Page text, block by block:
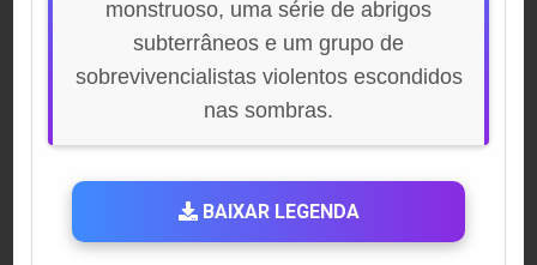
monstruoso, uma série de abrigos
subterrâneos e um grupo de
sobrevivencialistas violentos escondidos
nas sombras.
BAIXAR LEGENDA